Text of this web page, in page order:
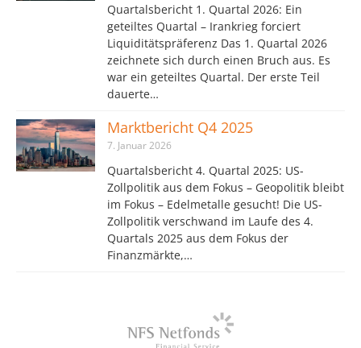
Quartalsbericht 1. Quartal 2026: Ein
geteiltes Quartal – Irankrieg forciert
Liquiditätspräferenz Das 1. Quartal 2026
zeichnete sich durch einen Bruch aus. Es
war ein geteiltes Quartal. Der erste Teil
dauerte…
Marktbericht Q4 2025
7. Januar 2026
Quartalsbericht 4. Quartal 2025: US-
Zollpolitik aus dem Fokus – Geopolitik bleibt
im Fokus – Edelmetalle gesucht! Die US-
Zollpolitik verschwand im Laufe des 4.
Quartals 2025 aus dem Fokus der
Finanzmärkte,…